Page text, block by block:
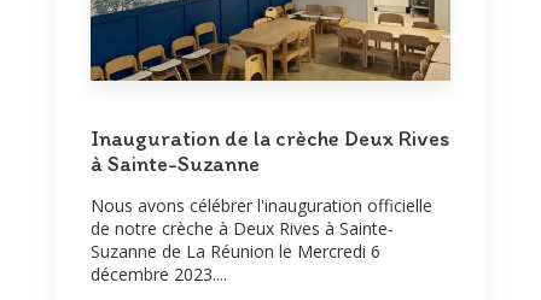
Inauguration de la crèche Deux Rives
à Sainte-Suzanne
Nous avons célébrer l'inauguration officielle
de notre crèche à Deux Rives à Sainte-
Suzanne de La Réunion le Mercredi 6
décembre 2023....